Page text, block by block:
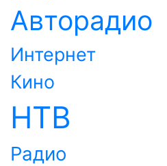
Авторадио
Интернет
Кино
НТВ
Радио